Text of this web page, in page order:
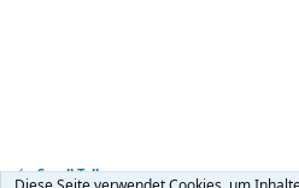
Small Talk